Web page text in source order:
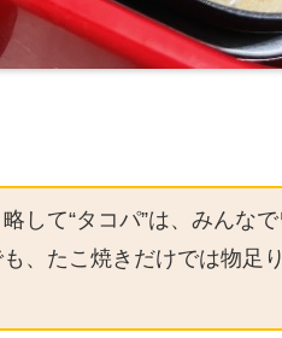
して“タコパ”は、みんな
、たこ焼きだけでは物足